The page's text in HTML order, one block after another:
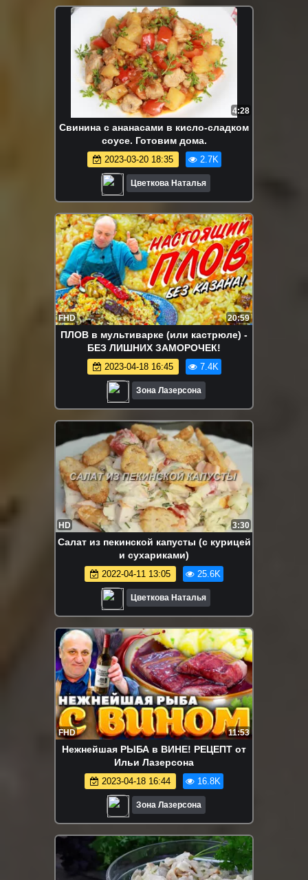
4:28
Свинина с ананасами в кисло-сладком
соусе. Готовим дома.
2023-03-20 18:35 2.7K
Цветкова Наталья
FHD 20:59
ПЛОВ в мультиварке (или кастрюле) -
БЕЗ ЛИШНИХ ЗАМОРОЧЕК!
2023-04-18 16:45 7.4K
Зона Лазерсона
HD 3:30
Салат из пекинской капусты (с курицей
и сухариками)
2022-04-11 13:05 25.6K
Цветкова Наталья
FHD 11:53
Нежнейшая РЫБА в ВИНЕ! РЕЦЕПТ от
Ильи Лазерсона
2023-04-18 16:44 16.8K
Зона Лазерсона